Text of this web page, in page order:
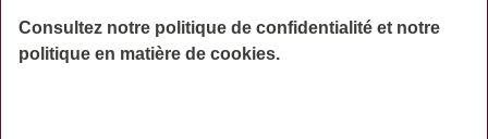
AIDES
Consultez notre politique de confidentialité et notre
politique en matière de cookies.